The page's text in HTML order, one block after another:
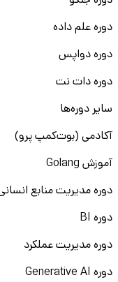
دوره علم داده
دوره دواپس
دوره دات نت
سایر دوره‌ها
آکادمی (بوت‌کمپ پرو)
آموزش Golang
دوره مدیریت منابع
دوره BI
دوره مدیریت عملکرد
دوره Generative AI